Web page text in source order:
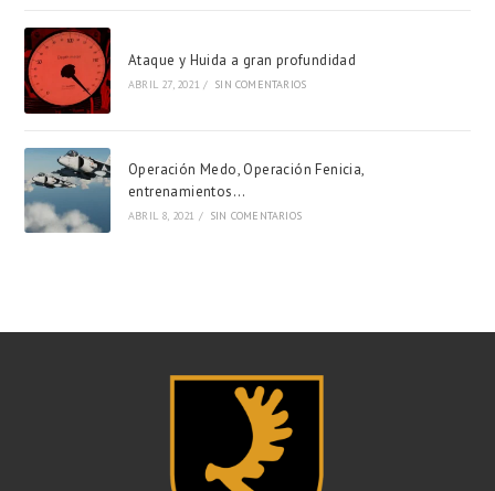
Ataque y Huida a gran profundidad
ABRIL 27, 2021 / SIN COMENTARIOS
Operación Medo, Operación Fenicia,
entrenamientos…
ABRIL 8, 2021 / SIN COMENTARIOS